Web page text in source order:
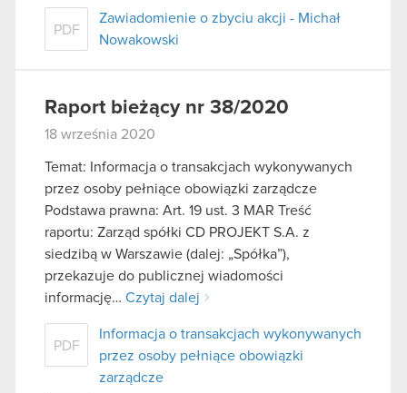
PDF
Zawiadomienie o zbyciu akcji - Michał
Nowakowski
Raport bieżący nr 38/2020
18 września 2020
Temat: Informacja o transakcjach wykonywanych
przez osoby pełniące obowiązki zarządcze
Podstawa prawna: Art. 19 ust. 3 MAR Treść
raportu: Zarząd spółki CD PROJEKT S.A. z
siedzibą w Warszawie (dalej: „Spółka”),
przekazuje do publicznej wiadomości
informację… Czytaj dalej
PDF
Informacja o transakcjach wykonywanych
przez osoby pełniące obowiązki
zarządcze